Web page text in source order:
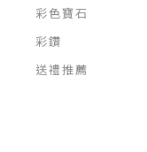
彩色寶石
彩鑽
送禮推薦